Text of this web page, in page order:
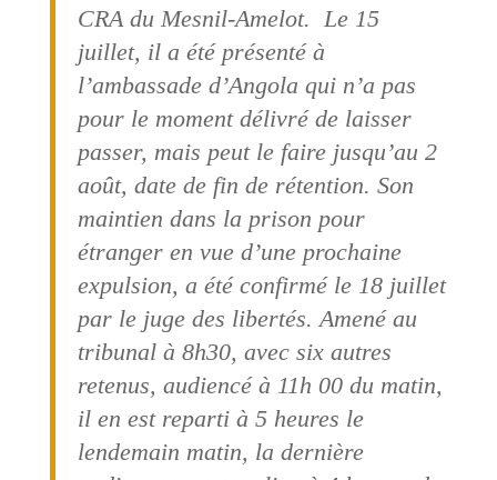
CRA du Mesnil-Amelot. Le 15
juillet, il a été présenté à
l’ambassade d’Angola qui n’a pas
pour le moment délivré de laisser
passer, mais peut le faire jusqu’au 2
août, date de fin de rétention. Son
maintien dans la prison pour
étranger en vue d’une prochaine
expulsion, a été confirmé le 18 juillet
par le juge des libertés. Amené au
tribunal à 8h30, avec six autres
retenus, audiencé à 11h 00 du matin,
il en est reparti à 5 heures le
lendemain matin, la dernière